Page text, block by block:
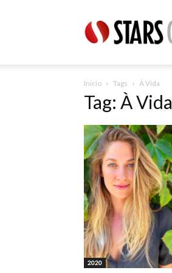
Online
Inicio Tags À Vida
Tag: À Vida
2020